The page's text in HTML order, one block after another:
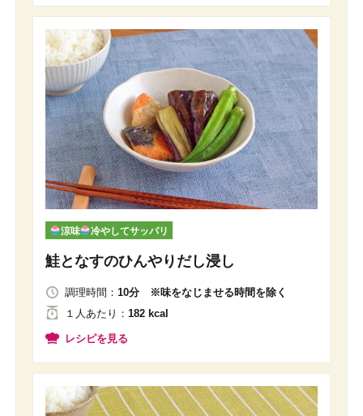
涼味 冷やしてサッパリ
鮭となすのひんやりだし浸し
調理時間： 10分 ※味をなじませる時間を除く
１人あたり ： 182 kcal
レシピを見る